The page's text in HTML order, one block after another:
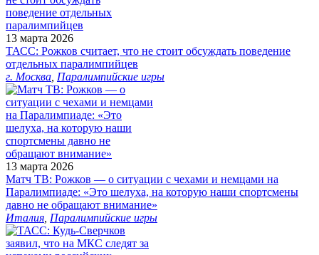
13 марта 2026
ТАСС: Рожков считает, что не стоит обсуждать поведение
отдельных паралимпийцев
г. Москва Паралимпийские игры
13 марта 2026
Матч ТВ: Рожков — о ситуации с чехами и немцами на
Паралимпиаде: «Это шелуха, на которую наши спортсмены
давно не обращают внимание»
Италия Паралимпийские игры